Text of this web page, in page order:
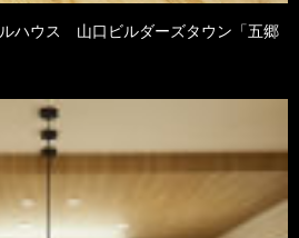
ウス 山口ビルダーズタウン「五郷